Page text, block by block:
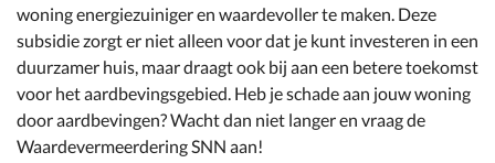
woning energiezuiniger en waardevoller te maken. Deze
subsidie zorgt er niet alleen voor dat je kunt investeren in een
duurzamer huis, maar draagt ook bij aan een betere toekomst
voor het aardbevingsgebied. Heb je schade aan jouw woning
door aardbevingen? Wacht dan niet langer en vraag de
Waardevermeerdering SNN aan!